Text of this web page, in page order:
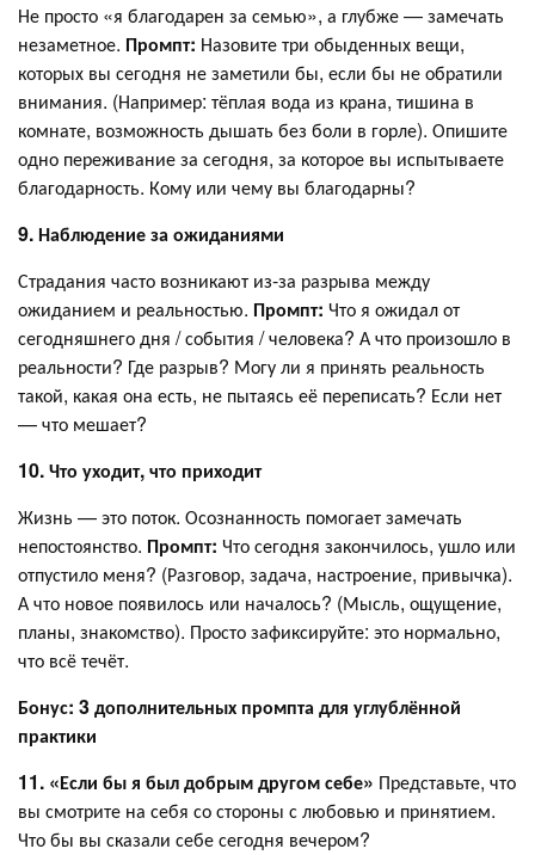
Не просто «я благодарен за семью», а глубже — замечать
незаметное. Промпт: Назовите три обыденных вещи,
которых вы сегодня не заметили бы, если бы не обратили
внимания. (Например: тёплая вода из крана, тишина в
комнате, возможность дышать без боли в горле). Опишите
одно переживание за сегодня, за которое вы испытываете
благодарность. Кому или чему вы благодарны?
9. Наблюдение за ожиданиями
Страдания часто возникают из-за разрыва между
ожиданием и реальностью. Промпт: Что я ожидал от
сегодняшнего дня / события / человека? А что произошло в
реальности? Где разрыв? Могу ли я принять реальность
такой, какая она есть, не пытаясь её переписать? Если нет
— что мешает?
10. Что уходит, что приходит
Жизнь — это поток. Осознанность помогает замечать
непостоянство. Промпт: Что сегодня закончилось, ушло или
отпустило меня? (Разговор, задача, настроение, привычка).
А что новое появилось или началось? (Мысль, ощущение,
планы, знакомство). Просто зафиксируйте: это нормально,
что всё течёт.
Бонус: 3 дополнительных промпта для углублённой
практики
11. «Если бы я был добрым другом себе» Представьте, что
вы смотрите на себя со стороны с любовью и принятием.
Что бы вы сказали себе сегодня вечером?